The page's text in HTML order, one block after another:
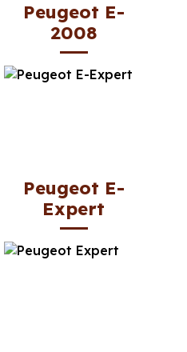
Peugeot E-
2008
Peugeot E-
Expert